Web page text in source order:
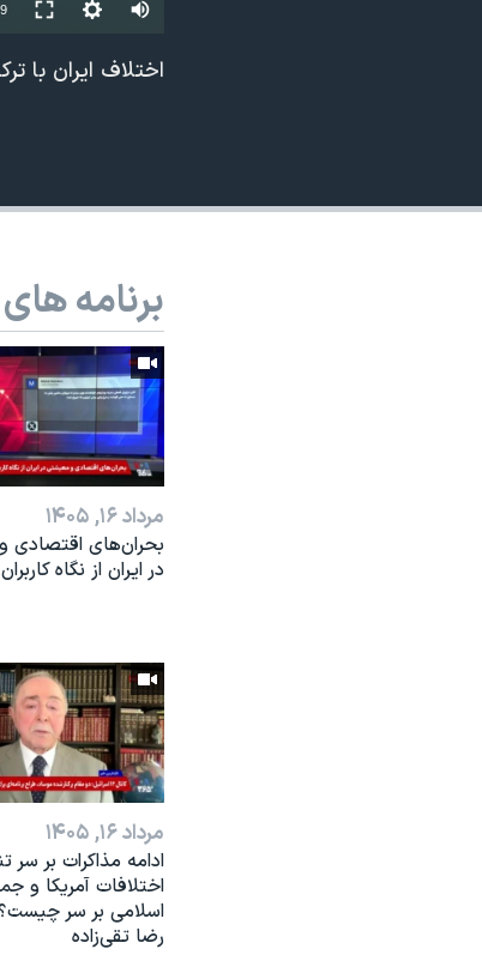
اختلاف ایران با
برنامه
مرداد ۱۶, ۱۴۰۵
بحران‌های
در ایران از نگاه کاربران
مرداد ۱۶, ۱۴۰۵
ادامه مذاکرات بر سر
اختلافات آمریکا و
اسلامی بر سر
رضا تقی‌زاده